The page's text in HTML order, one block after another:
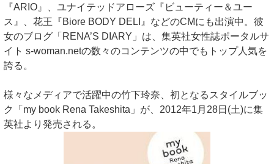
『ARIO』、ユナイテッドアローズ『ビューティー＆ユー
ス』、花王『Biore BODY DELI』などのCMにも出演中。彼
女のブログ「RENA’S DIARY」は、集英社女性誌ポータルサ
イト s-woman.netの数々のコンテンツの中でもトップ人気を
誇る。
様々なメディアで活躍中の竹下玲奈、初となるスタイルブッ
ク「my book Rena Takeshita」が、2012年1月28日(土)に集
英社より発売される。